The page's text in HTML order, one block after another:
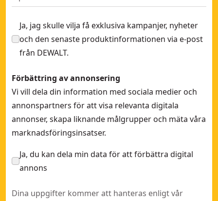
Ja, jag skulle vilja få exklusiva kampanjer, nyheter
och den senaste produktinformationen via e-post
från DEWALT.
Förbättring av annonsering
Vi vill dela din information med sociala medier och
annonspartners för att visa relevanta digitala
annonser, skapa liknande målgrupper och mäta våra
marknadsföringsinsatser.
Ja, du kan dela min data för att förbättra digital
annons
Dina uppgifter kommer att hanteras enligt vår